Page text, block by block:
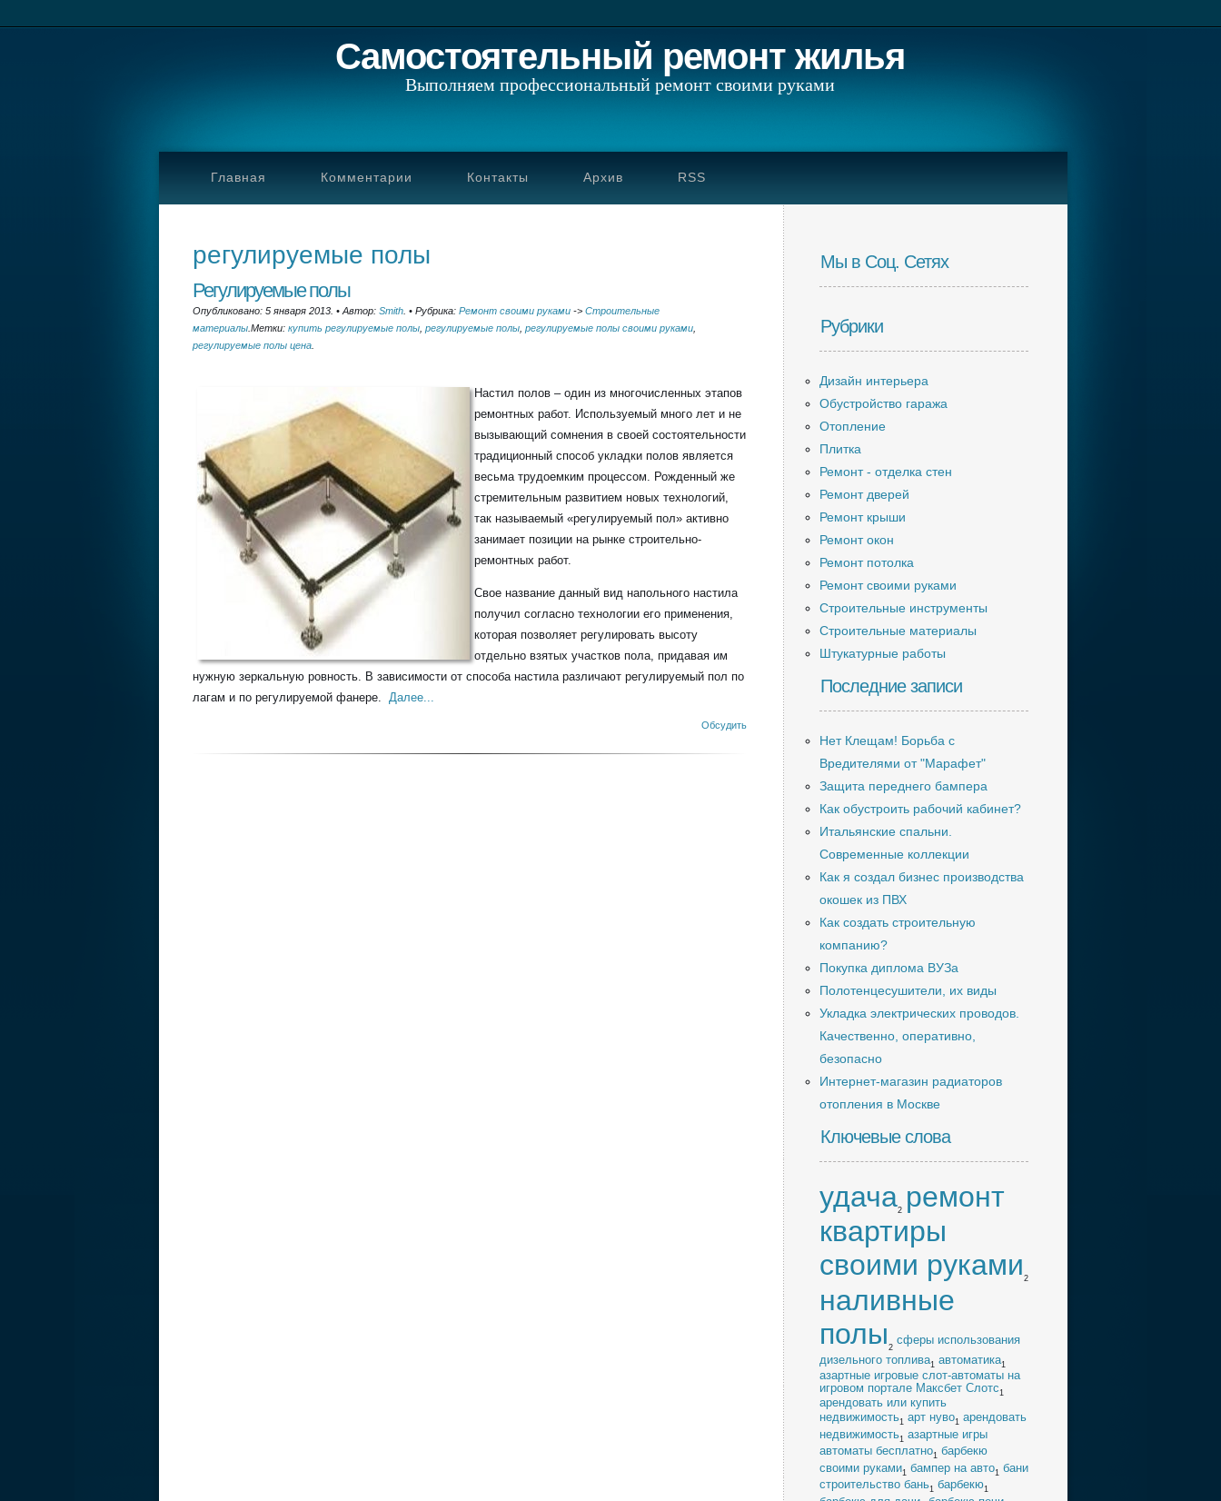
Самостоятельный ремонт жилья
Выполняем профессиональный ремонт своими руками
Главная Комментарии Контакты Архив RSS
регулируемые полы
Регулируемые полы
Опубликовано: 5 января 2013. • Автор: Smith • Рубрика: Ремонт своими руками -> Строительные
материалы Метки: купить регулируемые полы регулируемые полы регулируемые полы своими руками
регулируемые полы цена
Настил полов – один из многочисленных этапов
ремонтных работ. Используемый много лет и не
вызывающий сомнения в своей состоятельности
традиционный способ укладки полов является
весьма трудоемким процессом. Рожденный же
стремительным развитием новых технологий,
так называемый «регулируемый пол» активно
занимает позиции на рынке строительно-
ремонтных работ.
Свое название данный вид напольного настила
получил согласно технологии его применения,
которая позволяет регулировать высоту
отдельно взятых участков пола, придавая им
нужную зеркальную ровность. В зависимости от способа настила различают регулируемый пол по
лагам и по регулируемой фанере. Далее...
Обсудить
Мы в Соц. Сетях
Рубрики
Дизайн интерьера
Обустройство гаража
Отопление
Плитка
Ремонт - отделка стен
Ремонт дверей
Ремонт крыши
Ремонт окон
Ремонт потолка
Ремонт своими руками
Строительные инструменты
Строительные материалы
Штукатурные работы
Последние записи
Нет Клещам! Борьба с
Вредителями от "Марафет"
Защита переднего бампера
Как обустроить рабочий кабинет?
Итальянские спальни.
Современные коллекции
Как я создал бизнес производства
окошек из ПВХ
Как создать строительную
компанию?
Покупка диплома ВУЗа
Полотенцесушители, их виды
Укладка электрических проводов.
Качественно, оперативно,
безопасно
Интернет-магазин радиаторов
отопления в Москве
Ключевые слова
удача2 ремонт
квартиры
своими руками 2
наливные
полы 2
cферы использования
дизельного топлива1 автоматика1
азартные игровые слот-автоматы на
игровом портале Максбет Слотс 1
арендовать или купить
недвижимость1 арт нуво1 арендовать
недвижимость1 азартные игры
автоматы бесплатно1 барбекю
своими руками1 бампер на авто1 бани
строительство бань1 барбекю1